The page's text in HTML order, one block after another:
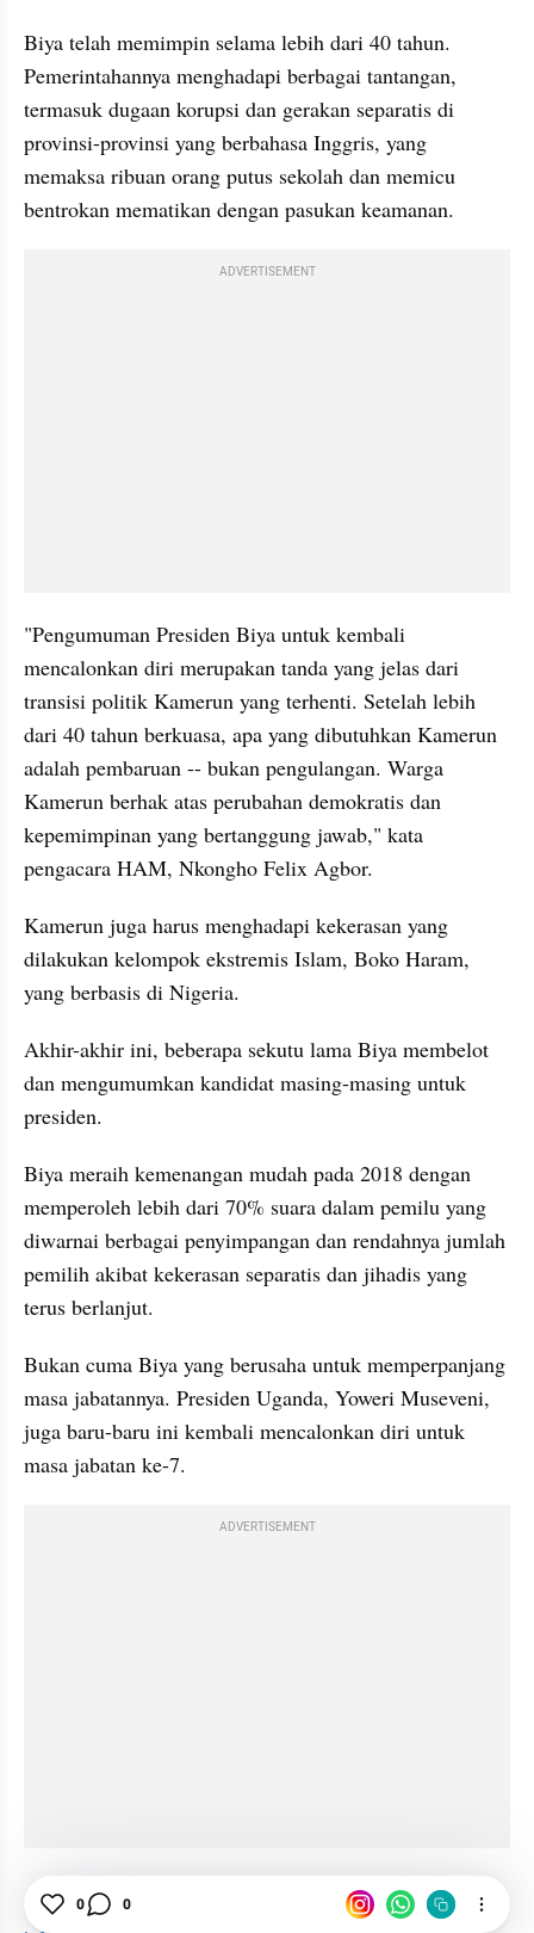
Biya telah memimpin selama lebih dari 40 tahun.
Pemerintahannya menghadapi berbagai tantangan,
termasuk dugaan korupsi dan gerakan separatis di
provinsi-provinsi yang berbahasa Inggris, yang
memaksa ribuan orang putus sekolah dan memicu
bentrokan mematikan dengan pasukan keamanan.
ADVERTISEMENT
"Pengumuman Presiden Biya untuk kembali
mencalonkan diri merupakan tanda yang jelas dari
transisi politik Kamerun yang terhenti. Setelah lebih
dari 40 tahun berkuasa, apa yang dibutuhkan Kamerun
adalah pembaruan -- bukan pengulangan. Warga
Kamerun berhak atas perubahan demokratis dan
kepemimpinan yang bertanggung jawab," kata
pengacara HAM, Nkongho Felix Agbor.
Kamerun juga harus menghadapi kekerasan yang
dilakukan kelompok ekstremis Islam, Boko Haram,
yang berbasis di Nigeria.
Akhir-akhir ini, beberapa sekutu lama Biya membelot
dan mengumumkan kandidat masing-masing untuk
presiden.
Biya meraih kemenangan mudah pada 2018 dengan
memperoleh lebih dari 70% suara dalam pemilu yang
diwarnai berbagai penyimpangan dan rendahnya jumlah
pemilih akibat kekerasan separatis dan jihadis yang
terus berlanjut.
Bukan cuma Biya yang berusaha untuk memperpanjang
masa jabatannya. Presiden Uganda, Yoweri Museveni,
juga baru-baru ini kembali mencalonkan diri untuk
masa jabatan ke-7.
ADVERTISEMENT
Internasional Kamerun
News
0 0